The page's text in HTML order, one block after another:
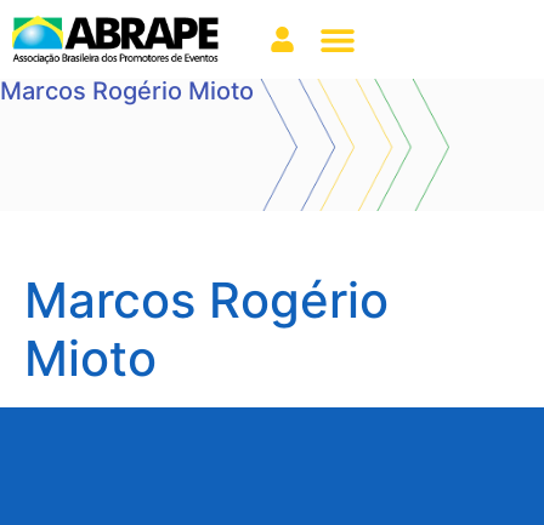
Marcos Rogério Mioto
Marcos Rogério
Mioto